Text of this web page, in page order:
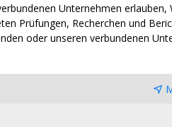
Unternehmen
Prüfungen, Recherchen und
oder unseren verbundenen